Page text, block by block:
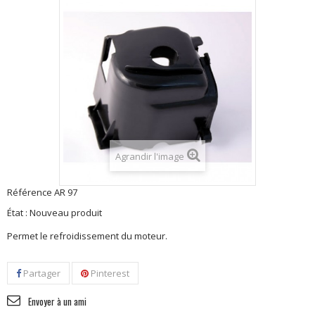
Agrandir l'image
Référence AR 97
État : Nouveau produit
Permet le refroidissement du moteur.
Partager Pinterest
Envoyer à un ami